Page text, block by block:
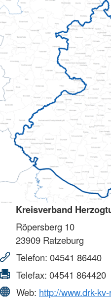
Kreisverband
Röpersberg 10
23909 Ratzeburg
Telefon: 04541 86440
Telefax: 04541 864420
Web: http://www.drk-